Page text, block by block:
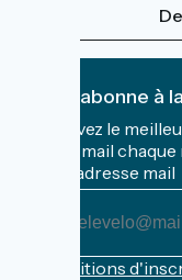
Je m'abonne à
Recevez le
boîte mail chaque
Mon adresse mail
adresse
Conditions